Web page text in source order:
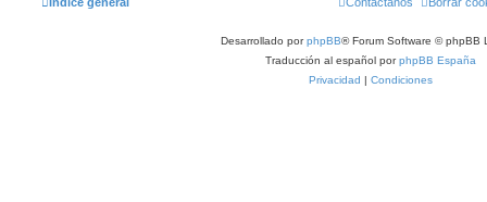
Desarrollado porphpBB® Forum Software © phpBB
Traducción al español porphpBB España
Privacidad | Condiciones